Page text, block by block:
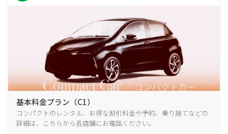
基本料金プラン（C1）
コンパクトのレンタル、お得な割引料金や予約、乗り捨てなどの
詳細は、こちらから各店舗にお電話ください。